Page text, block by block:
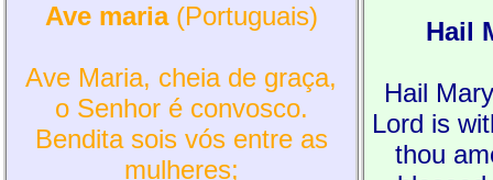
Ave maria (Portuguais)
Ave Maria, cheia de graça,
o Senhor é convosco.
Bendita sois vós entre as
mulheres;
Hail
Hail
Lord is
thou